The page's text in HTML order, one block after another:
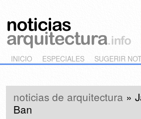
Main menu
Skip to primary content
Skip to secondary content
INICIO ESPECIALES SUGERIR
noticias de arquitectura »
Ban